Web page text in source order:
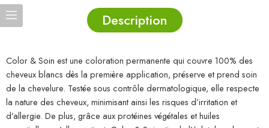
Description
Color & Soin est une coloration permanente qui couvre 100% des
cheveux blancs dès la première application, préserve et prend soin
de la chevelure. Testée sous contrôle dermatologique, elle respecte
la nature des cheveux, minimisant ainsi les risques d’irritation et
d’allergie. De plus, grâce aux protéines végétales et huiles